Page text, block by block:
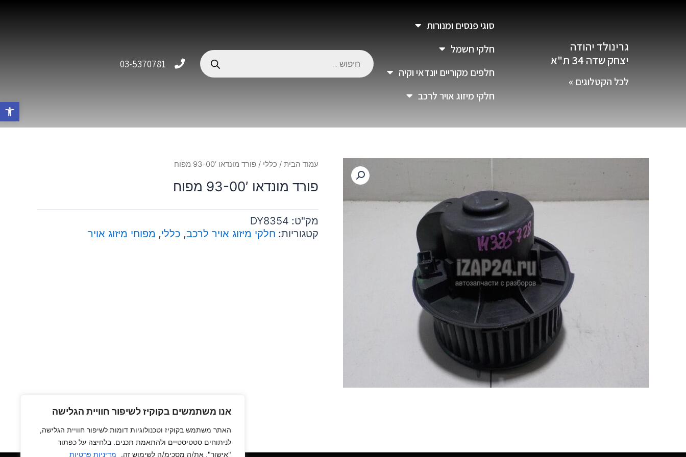
פתח
אנו משתמשים בקוקיז לשיפור חוויית הגלישה
האתר משתמש בקוקיז וטכנולוגיות דומות לשיפור חוויית הגלישה,
לניתוחים סטטיסטיים ולהתאמת תכנים. בלחיצה על כפתור
"אישור", את/ה מסכימ/ה לשימוש זה.
מדיניות פרטיות
גרינולד יהודה
יצחק שדה 34 ת"א
לכל הקטלוגים »
סוגי פנסים ומנורות
חלקי חשמל
חלפים מקוריים יונדאי וקיה
חלקי מיזוג אויר לרכב
03-5370781
עמוד הבית / כללי / פורד מונדאו 93-00′ מפוח
פורד מונדאו 93-00′ מפוח
מק"ט: DY8354
קטגוריות: חלקי מיזוג אויר לרכב, כללי, מפוחי מיזוג אויר